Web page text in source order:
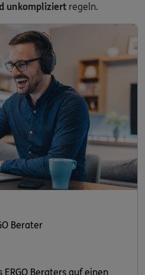
unkompliziert regeln.
Berater
Beraters auf einen